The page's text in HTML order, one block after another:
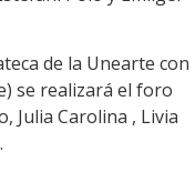
de la Unearte con
se realizará el foro
Julia Carolina , Livia